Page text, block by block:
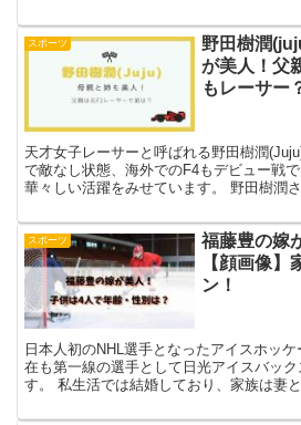
スポーツ
野田樹潤
が美人！父
もレーサー
天才女子レーサーと呼ばれる野田樹潤
で敵なし状態、海外でのF4もデビュー戦
華々しい活躍をみせています。 野田樹潤
スポーツ
福藤豊の嫁
【顔画像】
ン！
日本人初のNHL選手となったアイスホッ
在も第一線の選手として日光アイスバッ
す。 私生活では結婚しており、家族は妻